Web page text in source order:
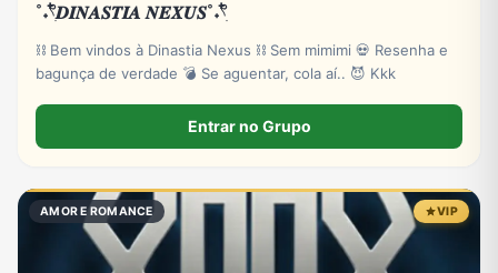
˚˖𓍢ִ໋𝑫𝑰𝑵𝑨𝑺𝑻𝑰𝑨 𝑵𝑬𝑿𝑼𝑺˚˖𓍢ִ໋
⛓️ Bem vindos à Dinastia Nexus ⛓️ Sem mimimi 💀 Resenha e
bagunça de verdade 💣 Se aguentar, cola aí.. 😈 Kkk
Entrar no Grupo
AMOR E ROMANCE VIP